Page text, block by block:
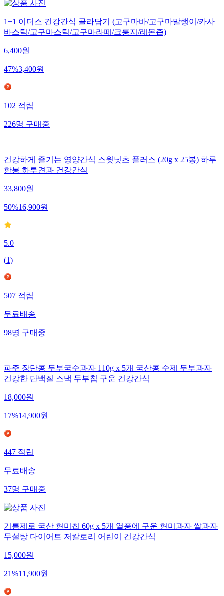
1+1 이더스 건강간식 골라담기 (고구마바/고구마말랭이/카사
바스틱/고구마스틱/고구마라떼/크룽지/레몬즙)
6,400원
47%3,400원
102적립
226명구매중
건강하게 즐기는 영양간식 스윗넛츠 플러스 (20g x 25봉) 하루
한봉 하루견과 건강간식
33,800원
50%16,900원
5.0
(1)
507적립
무료배송
98명구매중
파주 장단콩 두부국수과자 110g x 5개 국산콩 수제 두부과자
건강한 단백질 스낵 두부칩 구운 건강간식
18,000원
17%14,900원
447적립
무료배송
37명구매중
기름제로 국산 현미칩 60g x 5개 열풍에 구운 현미과자 쌀과자
무설탕 다이어트 저칼로리 어린이 건강간식
15,000원
21%11,900원